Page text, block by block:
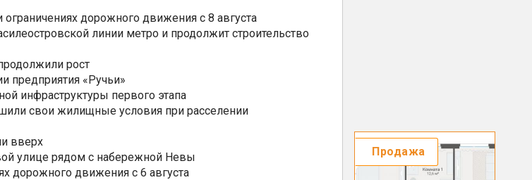
дорожного движения с 8 августа
линии метро и продолжит строительство
рост
предприятия «Ручьи»
инфраструктуры первого этапа
свои жилищные условия при расселении
вверх
улице рядом с набережной Невы
дорожного движения с 6 августа
Продажа